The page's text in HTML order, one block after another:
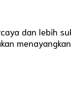
dan lebih